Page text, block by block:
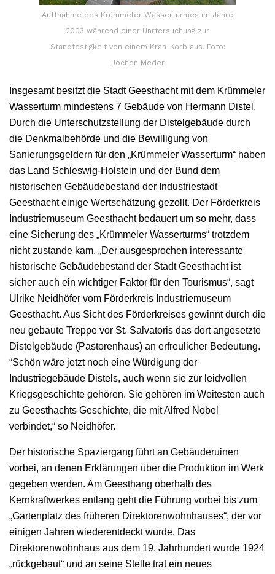
Auffnahme des Krümmeler Wasserturmes im Jahre
2003 während einer Unrtersuchung zur
Standfestigkeit von einem Kran-Korb aus. Foto:
Jochen Meder
Insgesamt besitzt die Stadt Geesthacht mit dem Krümmeler
Wasserturm mindestens 7 Gebäude von Hermann Distel.
Durch die Unterschutzstellung der Distelgebäude durch
die Denkmalbehörde und die Bewilligung von
Sanierungsgeldern für den „Krümmeler Wasserturm“ haben
das Land Schleswig-Holstein und der Bund dem
historischen Gebäudebestand der Industriestadt
Geesthacht einige Wertschätzung gezollt. Der Förderkreis
Industriemuseum Geesthacht bedauert um so mehr, dass
eine Sicherung des „Krümmeler Wasserturms“ trotzdem
nicht zustande kam. „Der ausgesprochen interessante
historische Gebäudebestand der Stadt Geesthacht ist
sicher auch ein wichtiger Faktor für den Tourismus“, sagt
Ulrike Neidhöfer vom Förderkreis Industriemuseum
Geesthacht. Aus Sicht des Förderkreises gewinnt durch die
neu gebaute Treppe vor St. Salvatoris das dort angesetzte
Distelgebäude (Pastorenhaus) an erfreulicher Bedeutung.
“Schön wäre jetzt noch eine Würdigung der
Industriegebäude Distels, auch wenn sie zur leidvollen
Kriegsgeschichte gehören. Sie gehören im Weitesten auch
zu Geesthachts Geschichte, die mit Alfred Nobel
verbindet,“ so Neidhöfer.
Der historische Spaziergang führt an Gebäuderuinen
vorbei, an denen Erklärungen über die Produktion im Werk
gegeben werden. Am Geesthang oberhalb des
Kernkraftwerkes entlang geht die Führung vorbei bis zum
„Gartenplatz des früheren Direktorenwohnhauses“, der vor
einigen Jahren wiederentdeckt wurde. Das
Direktorenwohnhaus aus dem 19. Jahrhundert wurde 1924
„rückgebaut“ und an seine Stelle trat ein neues